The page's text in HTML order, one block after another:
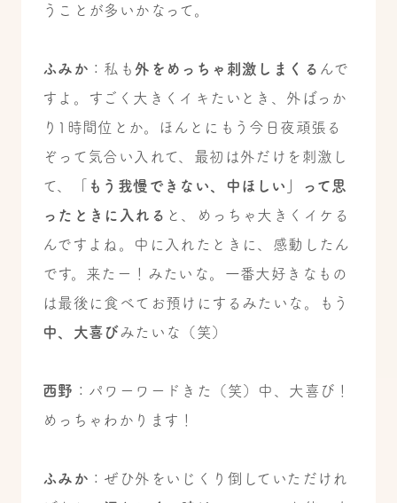
うことが多いかなって。
ふみか ：私も 外をめっちゃ刺激しまくる んで
すよ。すごく大きくイキたいとき、外ばっか
り1時間位とか。ほんとにもう今日夜頑張る
ぞって気合い入れて、最初は外だけを刺激し
て、「
もう我慢できない、中ほしい」って思
ったときに入れる と、めっちゃ大きくイケる
んですよね。中に入れたときに、感動したん
です。来たー！みたいな。一番大好きなもの
は最後に食べてお預けにするみたいな。もう
中、大喜びみたいな（笑）
西野 ：パワーワードきた（笑）中、大喜び！
めっちゃわかります！
ふみか ：ぜひ外をいじくり倒していただけれ